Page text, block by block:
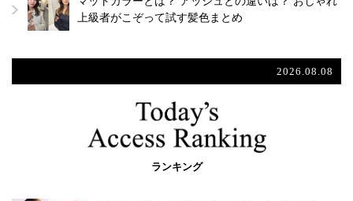
上級者がこぞって試す髪色まとめ
2026.08.08
ランキング